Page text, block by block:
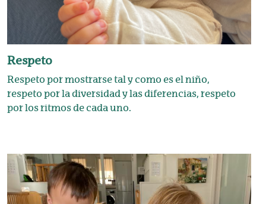
Respeto
Respeto por mostrarse tal y como es el niño,
respeto por la diversidad y las diferencias, respeto
por los ritmos de cada uno.